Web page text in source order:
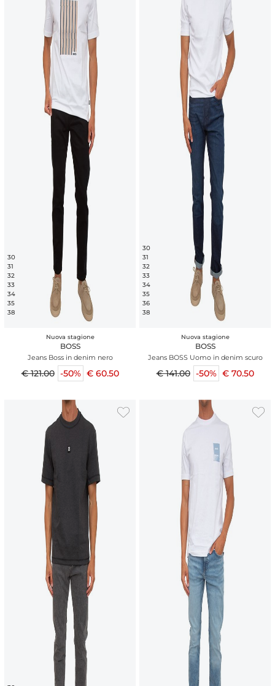
30
31
32
33
34
35
38
Nuova stagione
BOSS
Jeans Boss in denim nero
€ 121.00 -50% € 60.50
30
31
32
33
34
35
36
38
Nuova stagione
BOSS
Jeans BOSS Uomo in denim scuro
€ 141.00 -50% € 70.50